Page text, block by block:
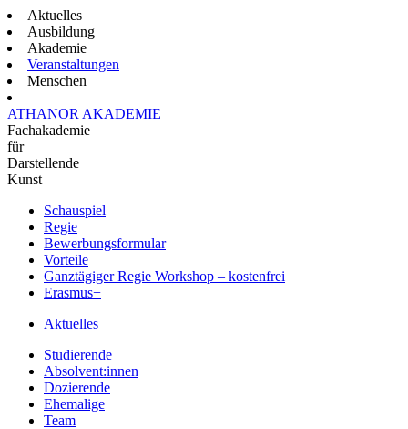
Aktuelles
Ausbildung
Akademie
Veranstaltungen
Menschen
ATHANOR AKADEMIE
Fachakademie
für
Darstellende
Kunst
Schauspiel
Regie
Bewerbungsformular
Vorteile
Ganztägiger Regie Workshop – kostenfrei
Erasmus+
Aktuelles
Studierende
Absolvent:innen
Dozierende
Ehemalige
Team